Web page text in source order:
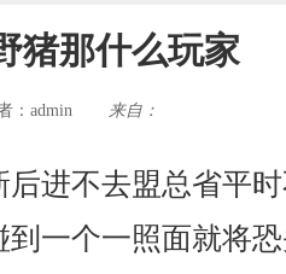
猪那什么玩家
： admin 来自：
进不去盟总省平
一个一照面就将